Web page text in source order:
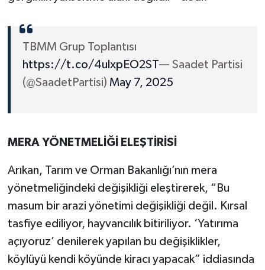
TBMM Grup Toplantısı
https://t.co/4ulxpEO2ST— Saadet Partisi
(@SaadetPartisi) May 7, 2025
MERA YÖNETMELİĞİ ELEŞTİRİSİ
Arıkan, Tarım ve Orman Bakanlığı’nın mera
yönetmeliğindeki değişikliği eleştirerek, “Bu
masum bir arazi yönetimi değişikliği değil. Kırsal
tasfiye ediliyor, hayvancılık bitiriliyor. ‘Yatırıma
açıyoruz’ denilerek yapılan bu değişiklikler,
köylüyü kendi köyünde kiracı yapacak” iddiasında